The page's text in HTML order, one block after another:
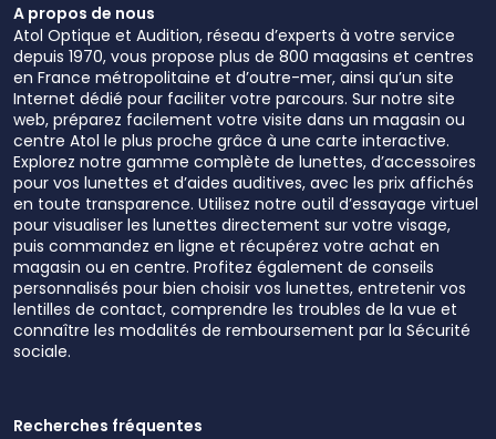
A propos de nous
Atol Optique et Audition, réseau d’experts à votre service
depuis 1970, vous propose plus de 800 magasins et centres
en France métropolitaine et d’outre-mer, ainsi qu’un site
Internet dédié pour faciliter votre parcours. Sur notre site
web, préparez facilement votre visite dans un magasin ou
centre Atol le plus proche grâce à une carte interactive.
Explorez notre gamme complète de lunettes, d’accessoires
pour vos lunettes et d’aides auditives, avec les prix affichés
en toute transparence. Utilisez notre outil d’essayage virtuel
pour visualiser les lunettes directement sur votre visage,
puis commandez en ligne et récupérez votre achat en
magasin ou en centre. Profitez également de conseils
personnalisés pour bien choisir vos lunettes, entretenir vos
lentilles de contact, comprendre les troubles de la vue et
connaître les modalités de remboursement par la Sécurité
sociale.
Recherches fréquentes